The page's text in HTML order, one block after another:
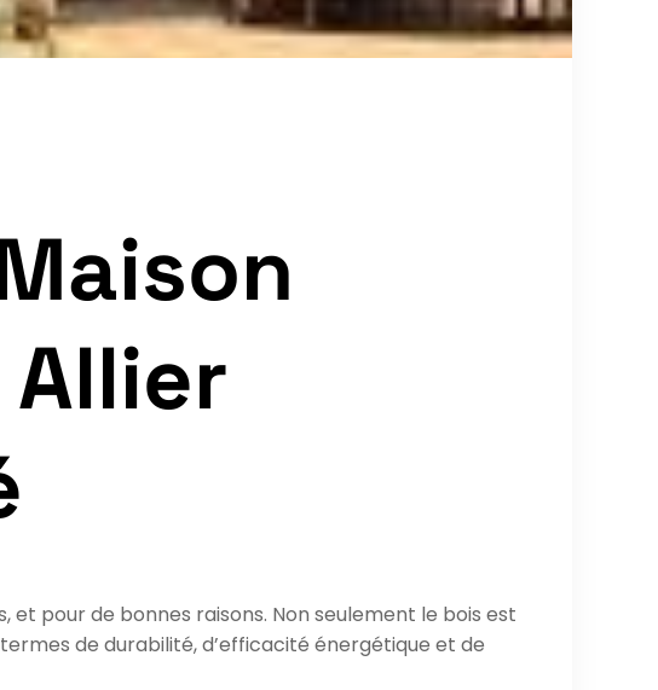
et pour de bonnes raisons. Non seulement le bois est
de durabilité, d’efficacité énergétique et de